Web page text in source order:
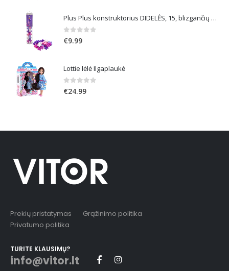
Plus Plus konstruktorius DIDELĖS, 15, blizgančių spalvų
0out of 5
€9.99
Lottie lėlė Ilgaplaukė
0out of 5
€24.99
Prekių pristatymas
Grąžinimo politika
Privatumo politika
TURITE KLAUSIMŲ?
info@vitor.lt